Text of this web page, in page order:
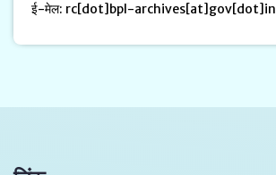
ई-मेल: rc[dot]bpl-archives[at]gov[dot]in